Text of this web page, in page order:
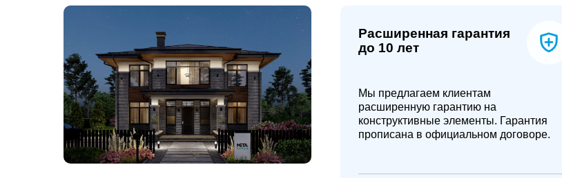
Расширенная гарантия
до 10 лет
Мы предлагаем клиентам
расширенную гарантию на
конструктивные элементы. Гарантия
прописана в официальном договоре.